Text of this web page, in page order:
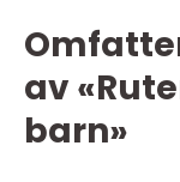
av
barn»